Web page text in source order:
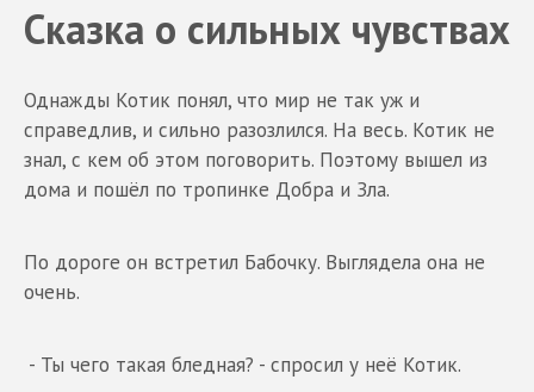
Сказка о сильных чувствах
Однажды Котик понял, что мир не так уж и
справедлив, и сильно разозлился. На весь. Котик не
знал, с кем об этом поговорить. Поэтому вышел из
дома и пошёл по тропинке Добра и Зла.
По дороге он встретил Бабочку. Выглядела она не
очень.
- Ты чего такая бледная? - спросил у неё Котик.